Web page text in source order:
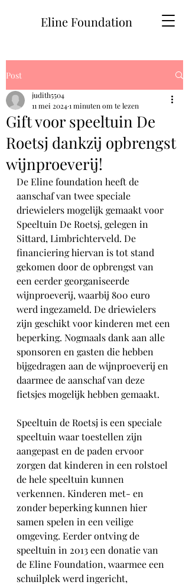
Eline Foundation
Post
Gift voor speeltuin De
Roetsj dankzij opbrengst
wijnproeverij!
judith5504
11 mei 20241 minuten om te lezen
De Eline foundation heeft de
aanschaf van twee speciale
driewielers mogelijk gemaakt voor
Speeltuin De Roetsj, gelegen in
Sittard, Limbrichterveld. De
financiering hiervan is tot stand
gekomen door de opbrengst van
een eerder georganiseerde
wijnproeverij, waarbij 800 euro
werd ingezameld. De driewielers
zijn geschikt voor kinderen met een
beperking. Nogmaals dank aan alle
sponsoren en gasten die hebben
bijgedragen aan de wijnproeverij en
daarmee de aanschaf van deze
fietsjes mogelijk hebben gemaakt.
Speeltuin de Roetsj is een speciale
speeltuin waar toestellen zijn
aangepast en de paden ervoor
zorgen dat kinderen in een rolstoel
de hele speeltuin kunnen
verkennen. Kinderen met- en
zonder beperking kunnen hier
samen spelen in een veilige
omgeving. Eerder ontving de
speeltuin in 2013 een donatie van
de Eline Foundation, waarmee een
schuilplek werd ingericht,